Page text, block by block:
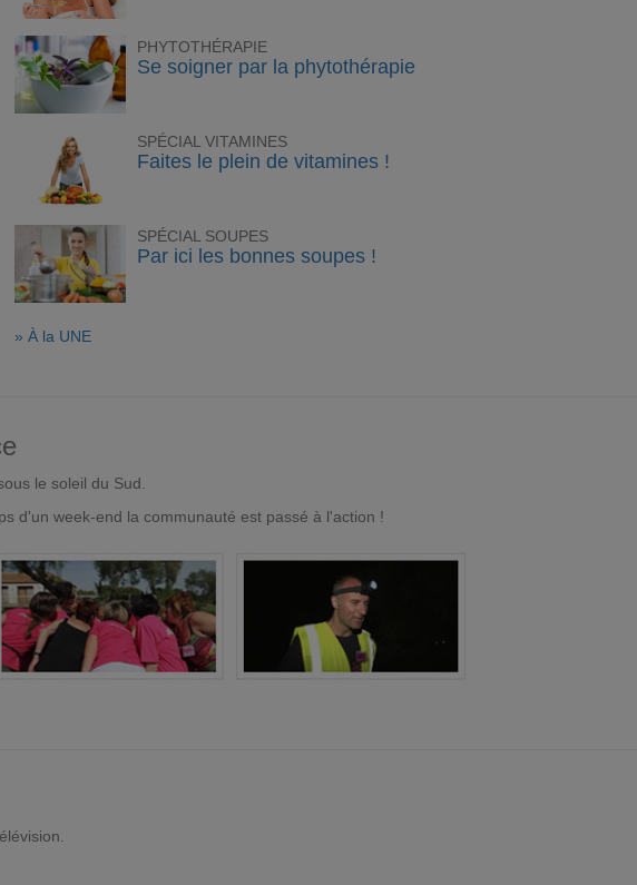
PHYTOTHÉRAPIE
Se soigner par la phytothérapie
SPÉCIAL VITAMINES
Faites le plein de vitamines !
SPÉCIAL SOUPES
Par ici les bonnes soupes !
» À la UNE
le soleil du Sud.
d'un week-end la communauté est passé à l'action !